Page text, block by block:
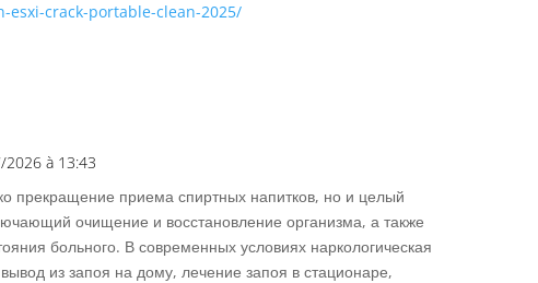
crack-portable-clean-2025/
à 13:43
прекращение приема спиртных напитков, но и целый
очищение и восстановление организма, а также
больного. В современных условиях наркологическая
из запоя на дому, лечение запоя в стационаре,